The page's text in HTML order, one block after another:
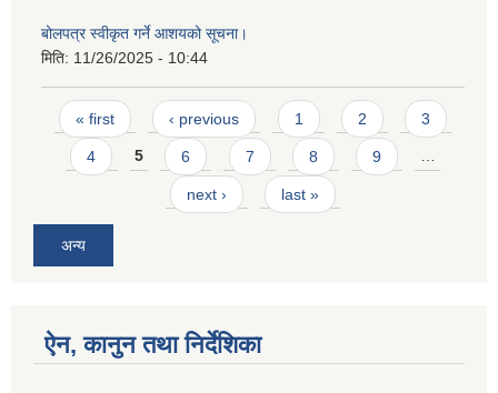
बोलपत्र स्वीकृत गर्ने आशयको सूचना।
मिति: 11/26/2025 - 10:44
Pages
« first ‹ previous 1 2 3
4 5 6 7 8 9 …
next › last »
अन्य
ऐन, कानुन तथा निर्देशिका